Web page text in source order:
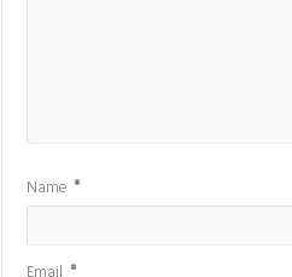
Name*
Email*